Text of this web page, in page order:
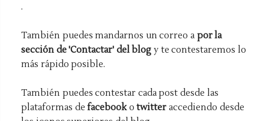
.
También puedes mandarnos un correo a por la
sección de 'Contactar' del blog y te contestaremos lo
más rápido posible.
También puedes contestar cada post desde las
plataformas defacebookotwitter accediendo desde